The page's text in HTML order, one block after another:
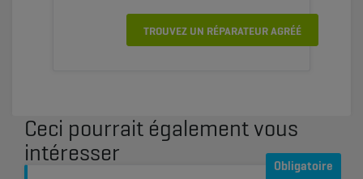
TROUVEZ UN RÉPARATEUR AGRÉÉ
Ceci pourrait également vous
intéresser